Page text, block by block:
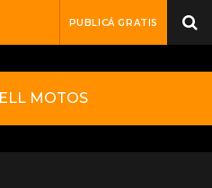
PUBLICÁ GRATIS
MOTOS